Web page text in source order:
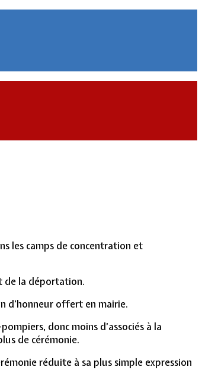
les camps de concentration et
de la déportation.
d’honneur offert en mairie.
donc moins d’associés à la
de cérémonie.
réduite à sa plus simple expression